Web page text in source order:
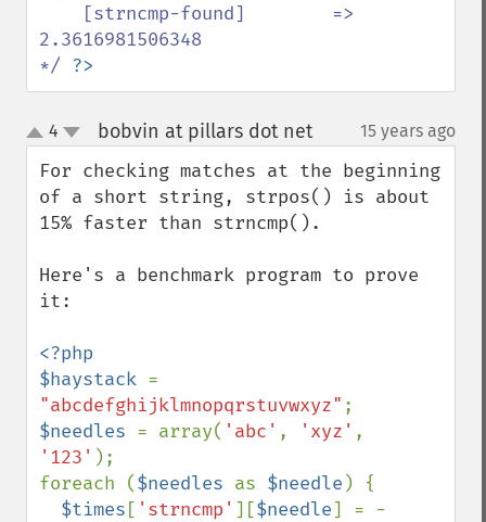
2.3616981506348
*/ ?>
up
down
4 bobvin at pillars dot net¶ 15 years ago
For checking matches at the beginning
of a short string, strpos() is about
15% faster than strncmp().
Here's a benchmark program to prove
it:
<?php
$haystack
"abcdefghijklmnopqrstuvwxyz"
$needles = array( 'abc' , 'xyz'
'123' );
foreach ($needles as $needle ) {
$times [ 'strncmp' ][$needle] = -